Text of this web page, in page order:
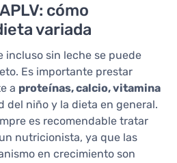
cómo
variada
incluso sin leche se puede
Es importante prestar
a proteínas, calcio, vitamina
del niño y la dieta en general.
es recomendable tratar
nutricionista, ya que las
en crecimiento son